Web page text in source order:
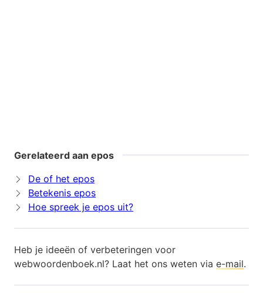
Gerelateerd aan epos
De of het epos
Betekenis epos
Hoe spreek je epos uit?
Heb je ideeën of verbeteringen voor
webwoordenboek.nl? Laat het ons weten via e-mail.